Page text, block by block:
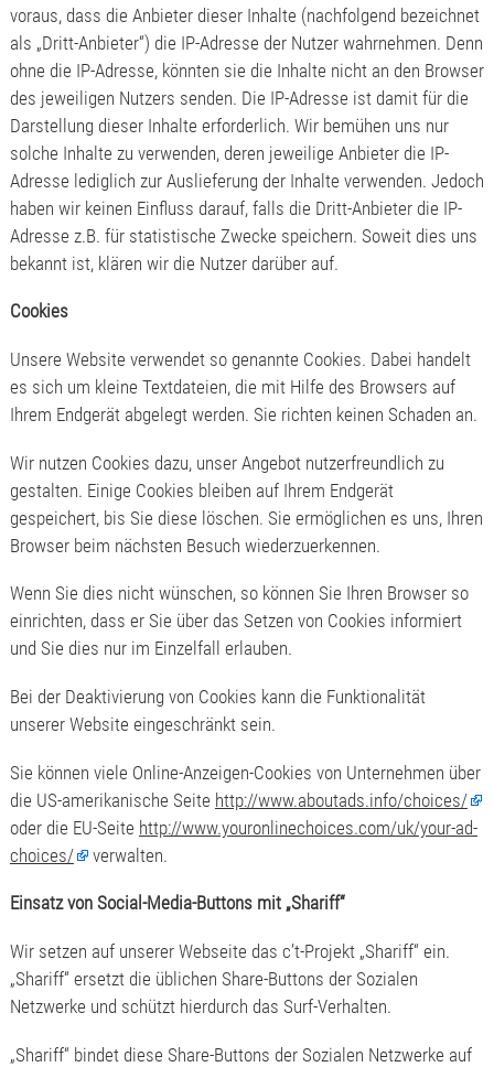
voraus, dass die Anbieter dieser Inhalte (nachfolgend bezeichnet
als „Dritt-Anbieter“) die IP-Adresse der Nutzer wahrnehmen. Denn
ohne die IP-Adresse, könnten sie die Inhalte nicht an den Browser
des jeweiligen Nutzers senden. Die IP-Adresse ist damit für die
Darstellung dieser Inhalte erforderlich. Wir bemühen uns nur
solche Inhalte zu verwenden, deren jeweilige Anbieter die IP-
Adresse lediglich zur Auslieferung der Inhalte verwenden. Jedoch
haben wir keinen Einfluss darauf, falls die Dritt-Anbieter die IP-
Adresse z.B. für statistische Zwecke speichern. Soweit dies uns
bekannt ist, klären wir die Nutzer darüber auf.
Cookies
Unsere Website verwendet so genannte Cookies. Dabei handelt
es sich um kleine Textdateien, die mit Hilfe des Browsers auf
Ihrem Endgerät abgelegt werden. Sie richten keinen Schaden an.
Wir nutzen Cookies dazu, unser Angebot nutzerfreundlich zu
gestalten. Einige Cookies bleiben auf Ihrem Endgerät
gespeichert, bis Sie diese löschen. Sie ermöglichen es uns, Ihren
Browser beim nächsten Besuch wiederzuerkennen.
Wenn Sie dies nicht wünschen, so können Sie Ihren Browser so
einrichten, dass er Sie über das Setzen von Cookies informiert
und Sie dies nur im Einzelfall erlauben.
Bei der Deaktivierung von Cookies kann die Funktionalität
unserer Website eingeschränkt sein.
Sie können viele Online-Anzeigen-Cookies von Unternehmen über
die US-amerikanische Seite http://www.aboutads.info/choices/
oder die EU-Seite http://www.youronlinechoices.com/uk/your-ad-
choices/
verwalten.
Einsatz von Social-Media-Buttons mit „Shariff“
Wir setzen auf unserer Webseite das c’t-Projekt „Shariff“ ein.
„Shariff“ ersetzt die üblichen Share-Buttons der Sozialen
Netzwerke und schützt hierdurch das Surf-Verhalten.
„Shariff“ bindet diese Share-Buttons der Sozialen Netzwerke auf